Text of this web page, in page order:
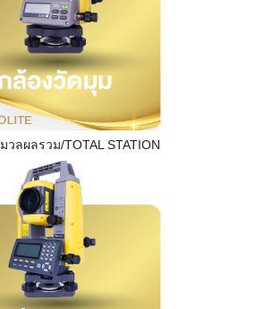
วลผลรวม/TOTAL STATION